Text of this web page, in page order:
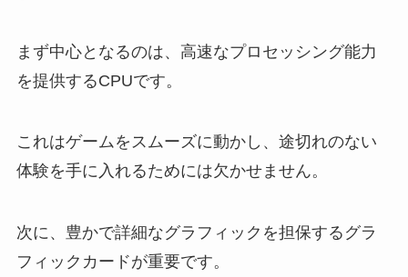
まず中心となるのは、高速なプロセッシング能力
を提供するCPUです。
これはゲームをスムーズに動かし、途切れのない
体験を手に入れるためには欠かせません。
次に、豊かで詳細なグラフィックを担保するグラ
フィックカードが重要です。